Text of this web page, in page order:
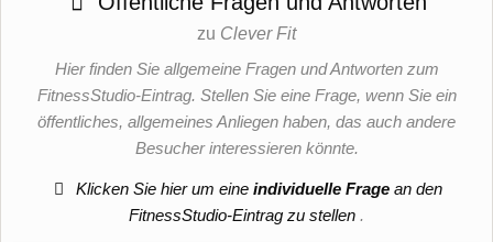
zu Clever Fit
Hier finden Sie allgemeine Fragen und Antworten zum
FitnessStudio-Eintrag. Stellen Sie eine Frage, wenn Sie ein
öffentliches, allgemeines Anliegen haben, das auch andere
Besucher interessieren könnte.
Klicken Sie hier um eineindividuelle Frage an den
FitnessStudio-Eintrag zu stellen .